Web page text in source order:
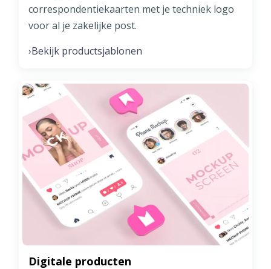
correspondentiekaarten met je techniek logo
voor al je zakelijke post.
›Bekijk productsjablonen
Digitale producten